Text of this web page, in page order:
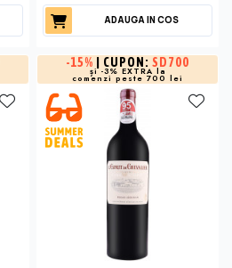
ADAUGA IN COS
-15% | CUPON: SD700
și -3% EXTRA la
comenzi peste 700 lei